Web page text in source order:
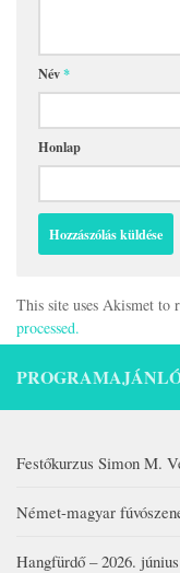
Név*
Honlap
This site uses Akismet to
processed.
Festőkurzus Simon M.
Német-magyar
Hangfürdő – 2026.